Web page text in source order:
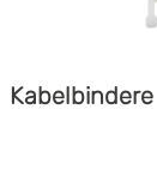
Kabelbindere